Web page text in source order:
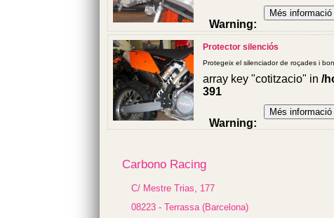
Warning:
Undefined
variable
$cfg_preus_sense_iva
in
/homepages/0/
102.55
Protector silenciós
Protegeix el silenciador de roçades i
array key "cotitzacio" in/
391
Warning:
/homepages/0/
433
Carbono Racing
C/ Mestre Trias, 177
08223 - Terrassa (Barcelona)